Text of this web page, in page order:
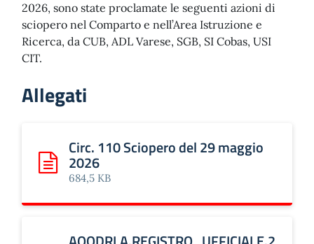
2026, sono state proclamate le seguenti azioni di
sciopero nel Comparto e nell’Area Istruzione e
Ricerca, da CUB, ADL Varese, SGB, SI Cobas, USI
CIT.
Allegati
Scarica: Circ. 110 Sciopero del 29 maggio 2026
Circ. 110 Sciopero del 29 maggio
2026
684,5 KB